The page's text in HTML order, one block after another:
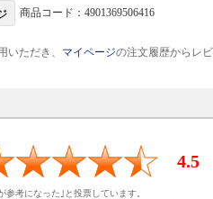
商品コード：4901369506416
いただき、 マイページの注文履歴からレ
4.5
参考になった｣と投票しています。